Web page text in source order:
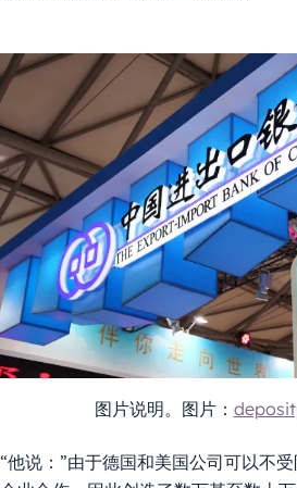
图片说明。图片：
“他说：”由于德国和美国公司可以不